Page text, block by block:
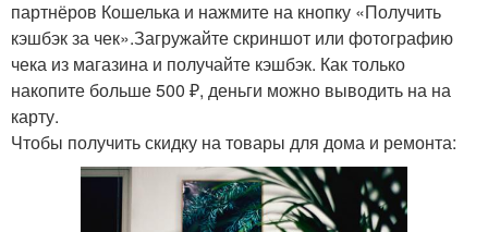
партнёров Кошелька и нажмите на кнопку «Получить
кэшбэк за чек».Загружайте скриншот или фотографию
чека из магазина и получайте кэшбэк. Как только
накопите больше 500 ₽, деньги можно выводить на на
карту.
Чтобы получить скидку на товары для дома и ремонта: